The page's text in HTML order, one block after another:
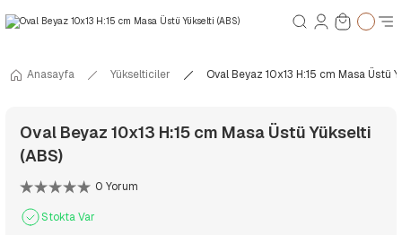
Anasayfa Yükselticiler Oval Beyaz 10x13 H:15 cm Masa Üstü
Oval Beyaz 10x13 H:15 cm Masa Üstü Yükselti
(ABS)
0 Yorum
Stokta Var